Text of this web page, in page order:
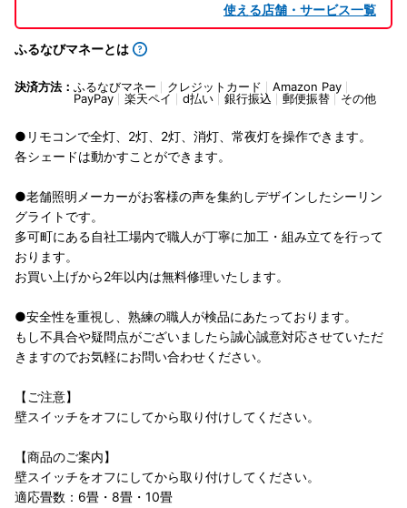
使える店舗・サービス一覧
ふるなびマネーとは
決済方法： ふるなびマネー クレジットカード
Amazon Pay
PayPay
楽天ペイ d払い 銀行振込 郵便振替 その他
●リモコンで全灯、2灯、2灯、消灯、常夜灯を操作できます。
各シェードは動かすことができます。
●老舗照明メーカーがお客様の声を集約しデザインしたシーリン
グライトです。
多可町にある自社工場内で職人が丁寧に加工・組み立てを行って
おります。
お買い上げから2年以内は無料修理いたします。
●安全性を重視し、熟練の職人が検品にあたっております。
もし不具合や疑問点がございましたら誠心誠意対応させていただ
きますのでお気軽にお問い合わせください。
【ご注意】
壁スイッチをオフにしてから取り付けしてください。
【商品のご案内】
壁スイッチをオフにしてから取り付けしてください。
適応畳数：6畳・8畳・10畳